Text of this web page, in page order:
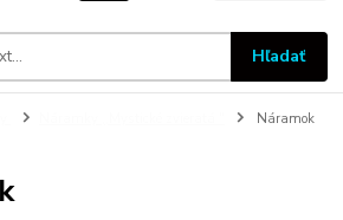
Hľadať
Náramok